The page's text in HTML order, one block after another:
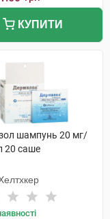
КУПИТИ
шампунь 20 мг/
20 саше